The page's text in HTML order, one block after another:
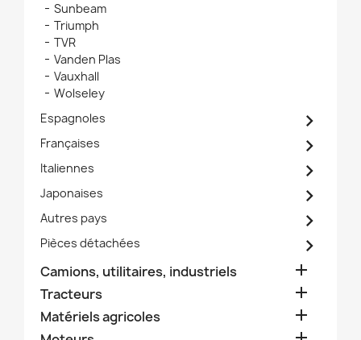
Sunbeam
Triumph
TVR
Vanden Plas
Vauxhall
Wolseley
Espagnoles

Françaises 
Italiennes 
Japonaises 
Autres pays 
Pièces détachées 
Camions, utilitaires, industriels 
Tracteurs 
Matériels agricoles 